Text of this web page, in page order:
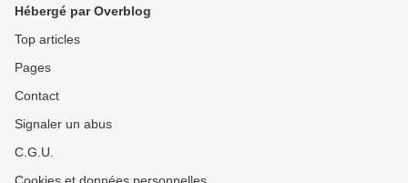
Hébergé par Overblog
Top articles
Pages
Contact
Signaler un abus
C.G.U.